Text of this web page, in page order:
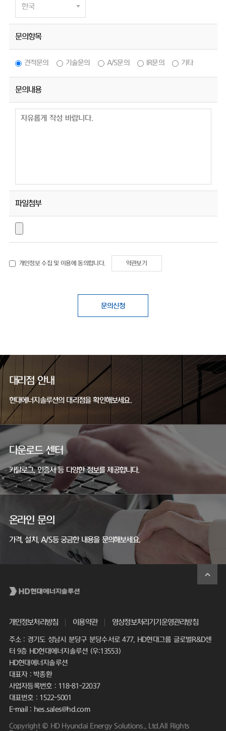
문의항목
견적문의 기술문의 A/S문의 IR문의 기타
문의내용
파일첨부
개인정보 수집 및 이용에 동의합니다. 약관보기
문의신청
대리점 안내
현대에너지솔루션의 대리점을 확인해보세요.
다운로드 센터
카탈로그, 인증서 등 다양한 정보를 제공합니다.
온라인 문의
가격, 설치, A/S등 궁금한 내용을 문의해보세요.
개인정보처리방침 이용약관 영상정보처리기기운영관리방침
주소 : 경기도 성남시 분당구 분당수서로 477, HD현대그룹 글로벌R&D센
터 9층 HD현대에너지솔루션 (우:13553)
HD현대에너지솔루션
대표자 : 박종환
사업자등록번호 : 118-81-22037
대표번호 : 1522-5001
E-mail : hes.sales@hd.com
Copyright © HD Hyundai Energy Solutions., Ltd.All Rights